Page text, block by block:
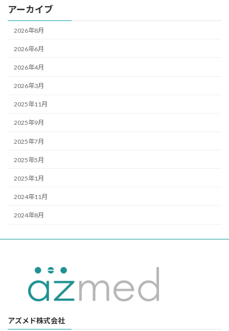
アーカイブ
2026年8月
2026年6月
2026年4月
2026年3月
2025年11月
2025年9月
2025年7月
2025年5月
2025年1月
2024年11月
2024年8月
アズメド株式会社